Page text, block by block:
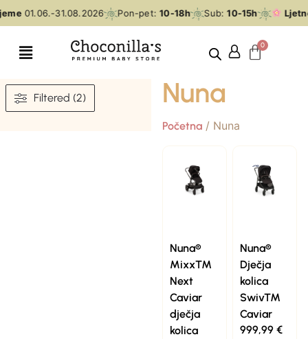
01.06.-31.08.2026 Pon-pet: 10-18h Sub: 10-15h
Filtered (2) Nuna
Početna/ Nuna
Nuna®
Mixx™
Next
Caviar
dječja
kolica
Nuna®
Dječja
kolica
Swiv™
Caviar
999,99 €